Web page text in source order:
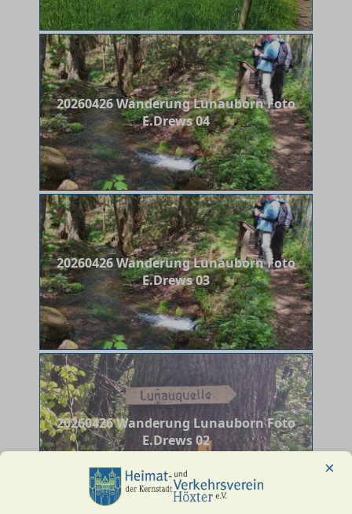
20260426 Wanderung Lunauborn Foto
E.Drews 04
20260426 Wanderung Lunauborn Foto
E.Drews 03
20260426 Wanderung Lunauborn Foto
E.Drews 02
×